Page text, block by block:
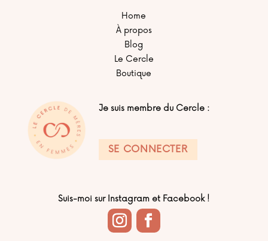
Home
À propos
Blog
Le Cercle
Boutique
Je suis membre du Cercle :
SE CONNECTER
Suis-moi sur Instagram et Facebook !